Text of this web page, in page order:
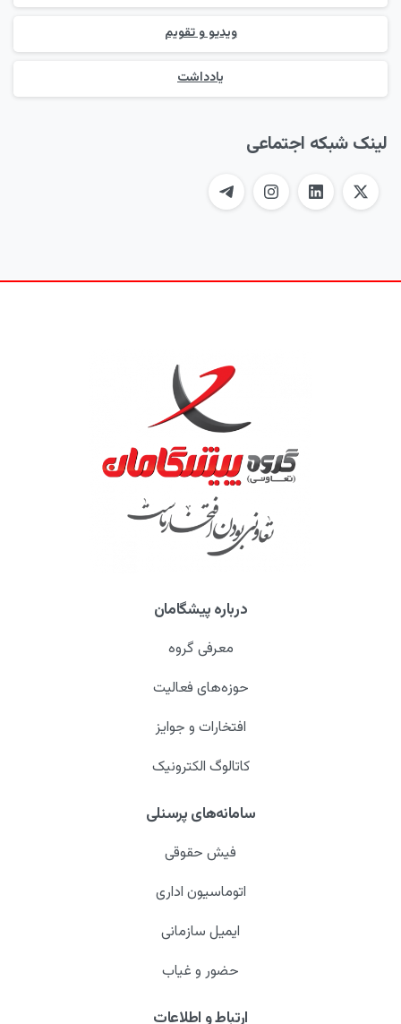
ویدیو و تقویم
یادداشت
لینک شبکه اجتماعی
درباره پیشگامان
معرفی گروه
حوزه‌های فعالیت
افتخارات و جوایز
کاتالوگ الکترونیک
سامانه‌های پرسنلی
فیش حقوقی
اتوماسیون اداری
ایمیل سازمانی
حضور و غیاب
ارتباط و اطلاعات